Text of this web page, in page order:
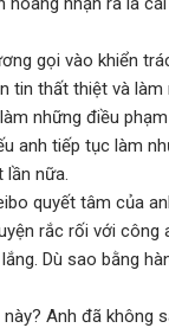
gọi vào khiển
tin thất thiệt và
những điều
anh tiếp tục làm
lần nữa.
quyết tâm của
rắc rối với
Dù sao bằng
Anh đã không